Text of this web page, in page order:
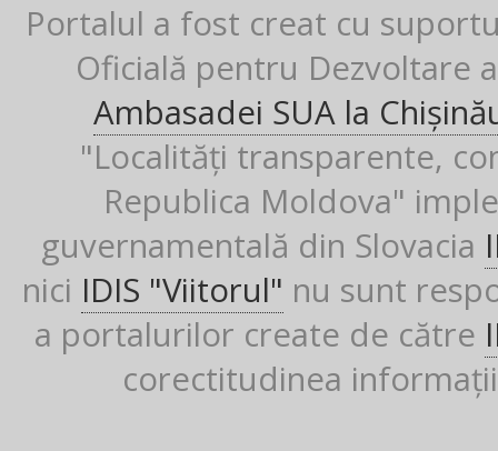
Portalul a fost creat cu
Oficială pentru Dezvoltare
Ambasadei SUA la
"Localități transparente,
Republica Moldova"
guvernamentală din Slovacia
nici IDIS "Viitorul" nu sunt
a portalurilor create de către
corectitudinea